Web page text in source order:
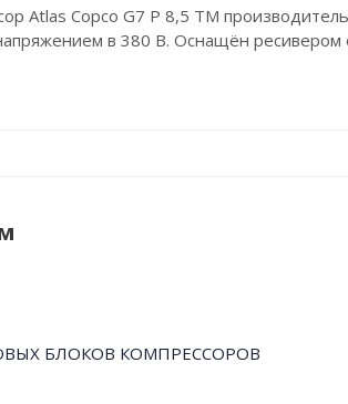
Atlas Copco G7 P 8,5 TM
в 380 В. Оснащён